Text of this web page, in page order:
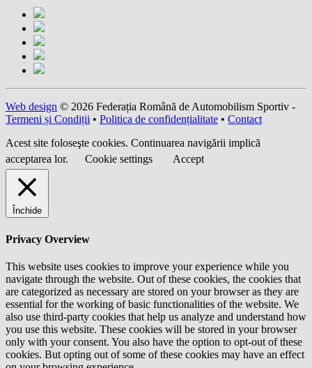
Web design © 2026 Federația Română de Automobilism Sportiv -
Termeni și Condiții • Politica de confidențialitate • Contact
Acest site foloseşte cookies. Continuarea navigării implică
acceptarea lor.
Cookie settings Accept
Închide
Privacy Overview
This website uses cookies to improve your experience while you
navigate through the website. Out of these cookies, the cookies that
are categorized as necessary are stored on your browser as they are
essential for the working of basic functionalities of the website. We
also use third-party cookies that help us analyze and understand how
you use this website. These cookies will be stored in your browser
only with your consent. You also have the option to opt-out of these
cookies. But opting out of some of these cookies may have an effect